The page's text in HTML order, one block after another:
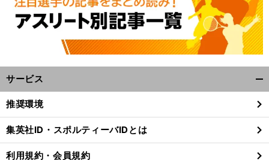
サービス
閉
る
推奨環境
集英社ID・スポルティーバIDとは
利用規約・会員規約